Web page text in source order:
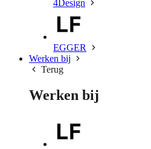
4Design
EGGER
Werken bij
Terug
Werken bij